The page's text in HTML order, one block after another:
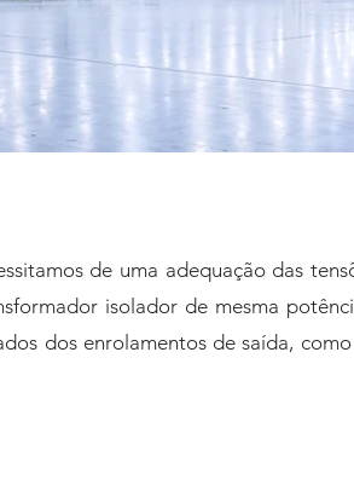
de uma adequação das
isolador de mesma
dos enrolamentos de saída,